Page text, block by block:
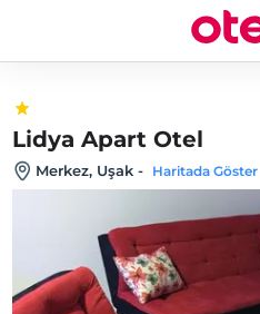
Lidya Apart Otel
Merkez, Uşak - Haritada Göster